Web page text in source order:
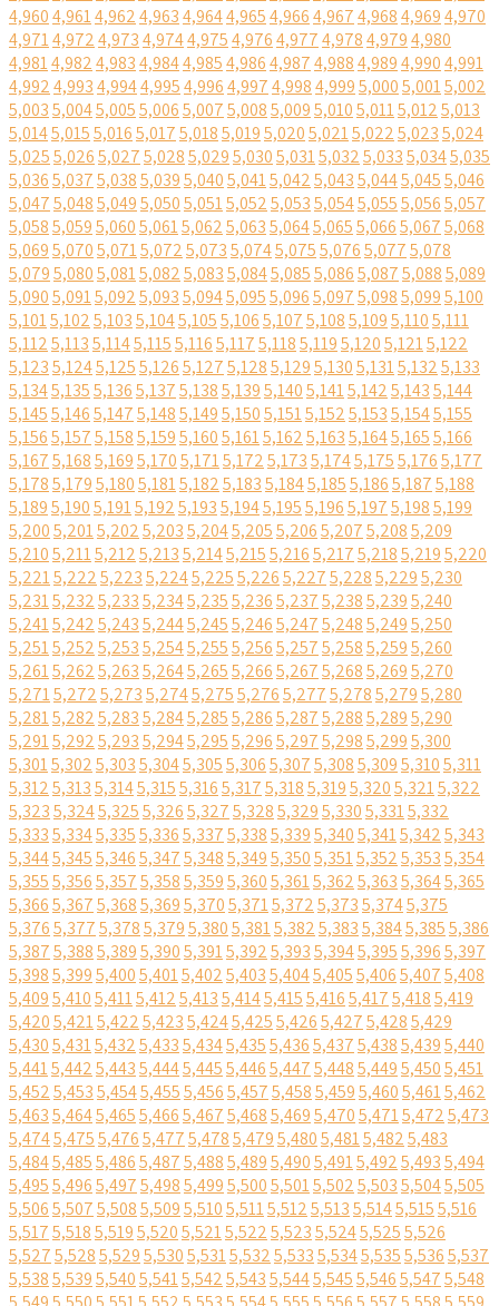
4,9604,9614,9624,9634,9644,9654,9664,9674,9684,9694,970
4,9714,9724,9734,9744,9754,9764,9774,9784,9794,980
4,9814,9824,9834,9844,9854,9864,9874,9884,9894,9904,991
4,9924,9934,9944,9954,9964,9974,9984,9995,0005,0015,002
5,0035,0045,0055,0065,0075,0085,0095,0105,0115,0125,013
5,0145,0155,0165,0175,0185,0195,0205,0215,0225,0235,024
5,0255,0265,0275,0285,0295,0305,0315,0325,0335,0345,035
5,0365,0375,0385,0395,0405,0415,0425,0435,0445,0455,046
5,0475,0485,0495,0505,0515,0525,0535,0545,0555,0565,057
5,0585,0595,0605,0615,0625,0635,0645,0655,0665,0675,068
5,0695,0705,0715,0725,0735,0745,0755,0765,0775,078
5,0795,0805,0815,0825,0835,0845,0855,0865,0875,0885,089
5,0905,0915,0925,0935,0945,0955,0965,0975,0985,0995,100
5,1015,1025,1035,1045,1055,1065,1075,1085,1095,1105,111
5,1125,1135,1145,1155,1165,1175,1185,1195,1205,1215,122
5,1235,1245,1255,1265,1275,1285,1295,1305,1315,1325,133
5,1345,1355,1365,1375,1385,1395,1405,1415,1425,1435,144
5,1455,1465,1475,1485,1495,1505,1515,1525,1535,1545,155
5,1565,1575,1585,1595,1605,1615,1625,1635,1645,1655,166
5,1675,1685,1695,1705,1715,1725,1735,1745,1755,1765,177
5,1785,1795,1805,1815,1825,1835,1845,1855,1865,1875,188
5,1895,1905,1915,1925,1935,1945,1955,1965,1975,1985,199
5,2005,2015,2025,2035,2045,2055,2065,2075,2085,209
5,2105,2115,2125,2135,2145,2155,2165,2175,2185,2195,220
5,2215,2225,2235,2245,2255,2265,2275,2285,2295,230
5,2315,2325,2335,2345,2355,2365,2375,2385,2395,240
5,2415,2425,2435,2445,2455,2465,2475,2485,2495,250
5,2515,2525,2535,2545,2555,2565,2575,2585,2595,260
5,2615,2625,2635,2645,2655,2665,2675,2685,2695,270
5,2715,2725,2735,2745,2755,2765,2775,2785,2795,280
5,2815,2825,2835,2845,2855,2865,2875,2885,2895,290
5,2915,2925,2935,2945,2955,2965,2975,2985,2995,300
5,3015,3025,3035,3045,3055,3065,3075,3085,3095,3105,311
5,3125,3135,3145,3155,3165,3175,3185,3195,3205,3215,322
5,3235,3245,3255,3265,3275,3285,3295,3305,3315,332
5,3335,3345,3355,3365,3375,3385,3395,3405,3415,3425,343
5,3445,3455,3465,3475,3485,3495,3505,3515,3525,3535,354
5,3555,3565,3575,3585,3595,3605,3615,3625,3635,3645,365
5,3665,3675,3685,3695,3705,3715,3725,3735,3745,375
5,3765,3775,3785,3795,3805,3815,3825,3835,3845,3855,386
5,3875,3885,3895,3905,3915,3925,3935,3945,3955,3965,397
5,3985,3995,4005,4015,4025,4035,4045,4055,4065,4075,408
5,4095,4105,4115,4125,4135,4145,4155,4165,4175,4185,419
5,4205,4215,4225,4235,4245,4255,4265,4275,4285,429
5,4305,4315,4325,4335,4345,4355,4365,4375,4385,4395,440
5,4415,4425,4435,4445,4455,4465,4475,4485,4495,4505,451
5,4525,4535,4545,4555,4565,4575,4585,4595,4605,4615,462
5,4635,4645,4655,4665,4675,4685,4695,4705,4715,4725,473
5,4745,4755,4765,4775,4785,4795,4805,4815,4825,483
5,4845,4855,4865,4875,4885,4895,4905,4915,4925,4935,494
5,4955,4965,4975,4985,4995,5005,5015,5025,5035,5045,505
5,5065,5075,5085,5095,5105,5115,5125,5135,5145,5155,516
5,5175,5185,5195,5205,5215,5225,5235,5245,5255,526
5,5275,5285,5295,5305,5315,5325,5335,5345,5355,5365,537
5,5385,5395,5405,5415,5425,5435,5445,5455,5465,5475,548